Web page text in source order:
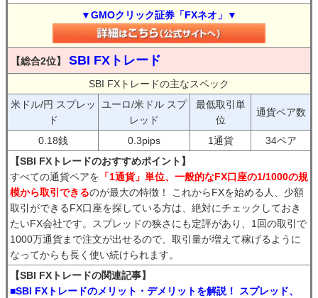
▼GMOクリック証券「FXネオ」▼
【総合2位】 SBI FXトレード
SBI FXトレードの主なスペック
米ドル/円 スプレッ
ド
ユーロ/米ドル スプ
レッド
最低取引単
位
通貨ペア数
0.18銭 0.3pips 1通貨
34ペア
【SBI FXトレードのおすすめポイント】
すべての通貨ペアを 「1通貨」単位、一般的なFX口座の1/1000の規
模から取引できるのが最大の特徴！ これからFXを始める人、少額
取引ができるFX口座を探している方は、絶対にチェックしておき
たいFX会社です。スプレッドの狭さにも定評があり、1回の取引で
1000万通貨まで注文が出せるので、取引量が増えて稼げるように
なってからも長く使い続けられます。
【SBI FXトレードの関連記事】
■SBI FXトレードのメリット・デメリットを解説！ スプレッド、